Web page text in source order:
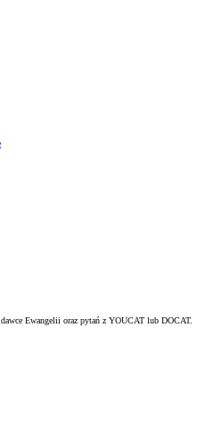
Ewangelii oraz pytań z YOUCAT lub DOCAT.